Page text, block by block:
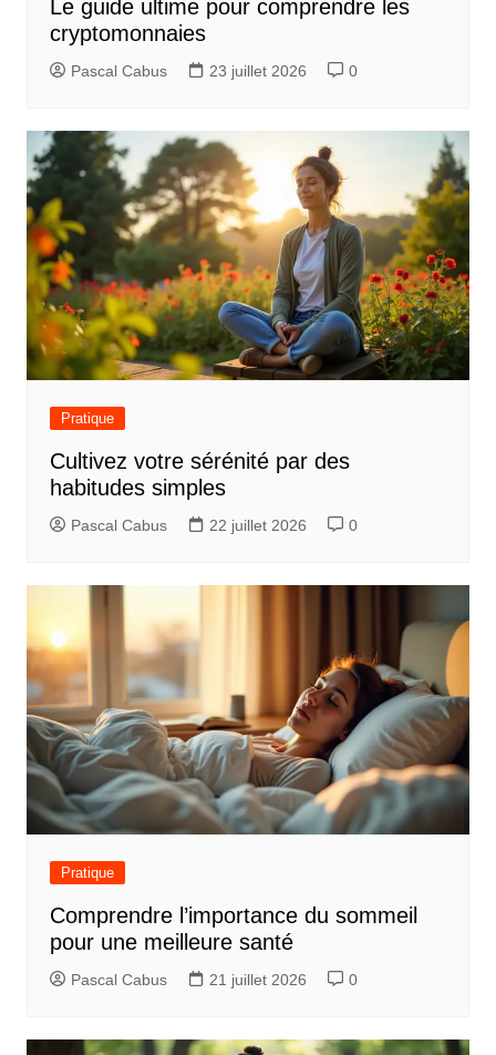
r
t
i
c
l
e
Le guide ultime pour comprendre les
cryptomonnaies
Pascal Cabus 23 juillet 2026 0
Pratique
Cultivez votre sérénité par des
habitudes simples
Pascal Cabus 22 juillet 2026 0
Pratique
Comprendre l’importance du sommeil
pour une meilleure santé
Pascal Cabus 21 juillet 2026 0